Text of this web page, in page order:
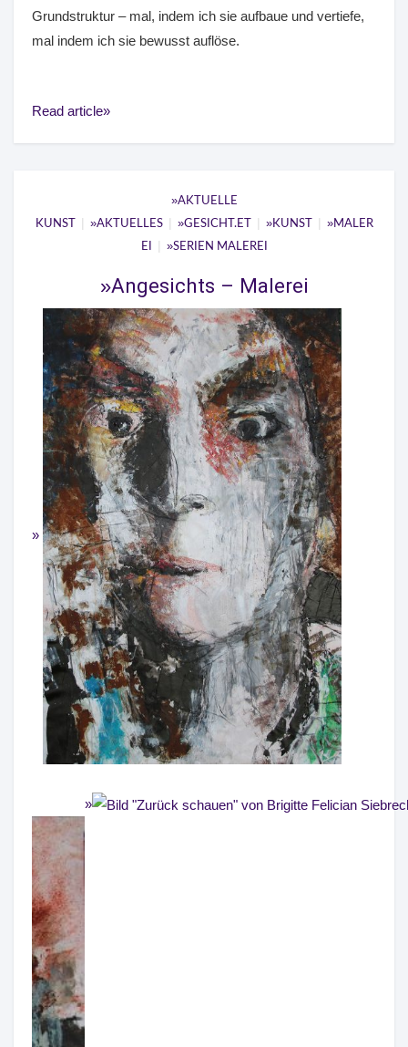
Grundstruktur – mal, indem ich sie aufbaue und vertiefe,
mal indem ich sie bewusst auflöse.
Read article
AKTUELLE
KUNST
| AKTUELLES | GESICHT.ET | KUNST |
MALER
EI
| SERIEN MALEREI
Angesichts – Malerei